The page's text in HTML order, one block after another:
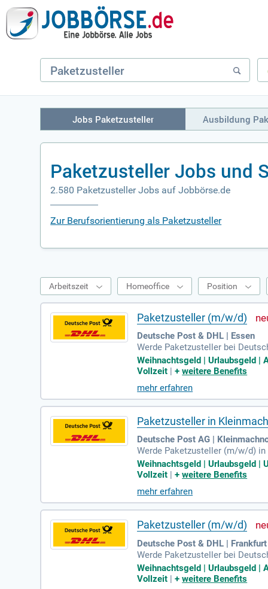
Jobs Paketzusteller Ausbildung
Paketzusteller Jobs und
2.580 Paketzusteller Jobs auf Jobbörse.de
Zur Berufsorientierung als Paketzusteller
Arbeitszeit Homeoffice Position
Paketzusteller (m/w/d)
Deutsche Post & DHL | Essen
Werde Paketzusteller bei
eine umfassende, bezahlte
twicklungsmöglichkeiten, wie
icher zuzustellen. Ob
h!
Weihnachtsgeld | Urlaubsgeld |
Vollzeit |+weitere Benefits
mehr erfahren
Paketzusteller in
Deutsche Post AG |
Werde Paketzusteller (m/w/d) in
7,92 € inklusive 50% des 13.
ge Arbeitskleidung, eine
sicheren Job!
Weihnachtsgeld | Urlaubsgeld |
Vollzeit |+weitere Benefits
mehr erfahren
Paketzusteller (m/w/d)
Deutsche Post & DHL |
Werde Paketzusteller bei
nd eine bezahlte Einweisung,
chancen, wie beispielsweise
Weihnachtsgeld | Urlaubsgeld |
Vollzeit |+weitere Benefits